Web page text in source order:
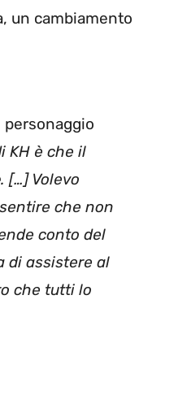
un cambiamento
KH è che il
. […] Volevo
che non
conto del
di assistere al
che tutti lo